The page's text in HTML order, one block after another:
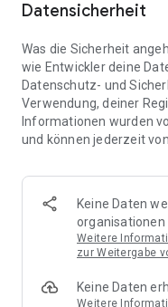
📱 Immer dabei: Deine Einkaufsliste ist jederzeit auf deinem
🤝 Teilen leicht
Einkauf gemeinsam.
🍳 Zutaten direkt aus
Zutaten von Rezept-
🚀 DEINE VORTEILE IM
* Nie wieder doppelte
* Kein Chaos mehr beim
* Bessere Abstimmung
* Perfekt für die
Datensicherheit
Was die Sicherheit
wie Entwickler deine
Datenschutz- und
Verwendung, deiner
Informationen wurden
und können jederzeit
Keine Daten
Weitere
zur Weitergabe
Keine Daten
Weitere